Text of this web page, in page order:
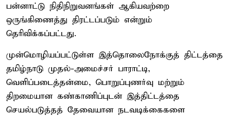
பன்னாட்டு நிதிநிறுவனங்கள் ஆகியவற்றை
ஒருங்கிணைத்து திரட்டப்படும் என்றும்
தெரிவிக்கப்பட்டது.
முன்மொழியப்பட்டுள்ள இத்தொலைநோக்குத் திட்டத்தை
தமிழ்நாடு முதல்-அமைச்சர் பாராட்டி,
வெளிப்படைத்தன்மை, பொறுப்புணர்வு மற்றும்
திறமையான கண்காணிப்புடன் இத்திட்டத்தை
செயல்படுத்தத் தேவையான நடவடிக்கைகளை